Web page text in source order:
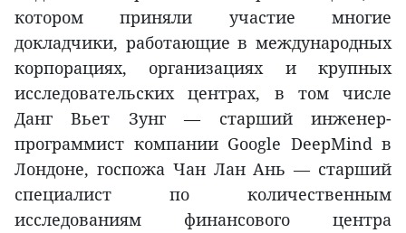
котором приняли участие многие
докладчики, работающие в международных
корпорациях, организациях и крупных
исследовательских центрах, в том числе
Данг Вьет Зунг — старший инженер-
программист компании Google DeepMind в
Лондоне, госпожа Чан Лан Ань — старший
специалист по количественным
исследованиям финансового центра